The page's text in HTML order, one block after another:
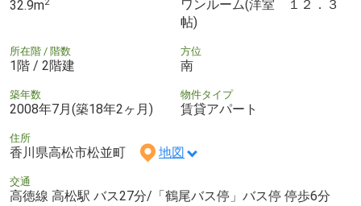
32.9m
ワンルーム(洋室 １２．３
帖)
所在階 / 階数
1階 / 2階建
方位
南
築年数
2008年7月(築18年2ヶ月)
物件タイプ
賃貸アパート
住所
香川県高松市松並町 地図
交通
高徳線 高松駅 バス27分/「鶴尾バス停」バス停 停歩6分